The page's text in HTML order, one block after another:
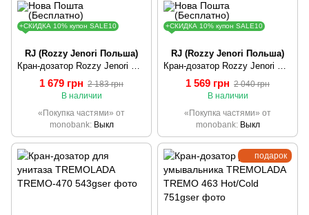
+СКИДКА 10% купон SALE10
RJ (Rozzy Jenori Польша)
Кран-дозатор Rozzy Jenori RBZ133-1 PUSH кран для холодной воды, нажимной, хром
1 679 грн 2 183 грн
В наличии
«Покупка частями» от
monobank Выкл
+СКИДКА 10% купон SALE10
RJ (Rozzy Jenori Польша)
Кран-дозатор Rozzy Jenori RBZ233-1 PUSH кран для холодной воды, нажимной, хром
1 569 грн 2 040 грн
В наличии
«Покупка частями» от
monobank Выкл
подарок